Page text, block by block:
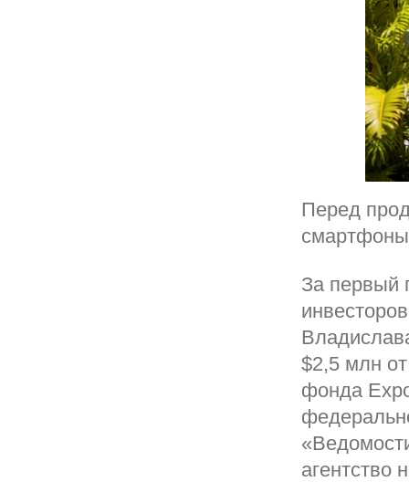
Перед
смартфоны
За первый
$2,5 млн
фонда
агентство